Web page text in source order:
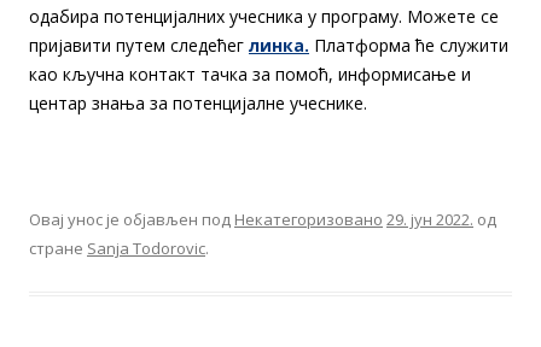
одабира потенцијалних учесника у програму. Можете се
пријавити путем следећег линка. Платформа ће служити
као кључна контакт тачка за помоћ, информисање и
центар знања за потенцијалне учеснике.
Овај унос је објављен под Некатегоризовано 29. јун 2022. од
стране Sanja Todorovic.